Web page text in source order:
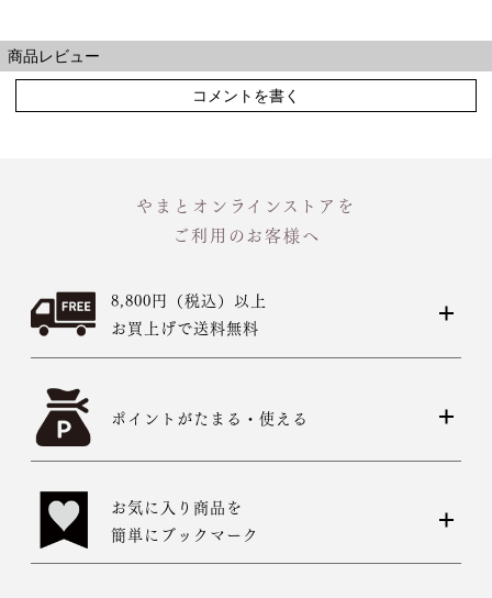
商品レビュー
コメントを書く
やまとオンラインストアを
ご利用のお客様へ
8,800円（税込）以上
お買上げで送料無料
ポイントがたまる・使える
お気に入り商品を
簡単にブックマーク